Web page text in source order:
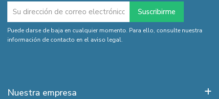
Puede darse de baja en cualquier momento. Para ello, consulte nuestra
información de contacto en el aviso legal.
Nuestra empresa